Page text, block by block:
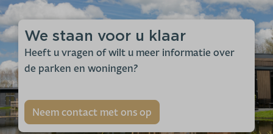
We staan voor u klaar
Heeft u vragen of wilt u meer informatie over
de parken en woningen?
Neem contact met ons op